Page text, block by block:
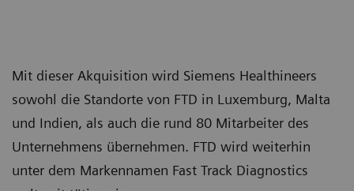
Mit dieser Akquisition wird Siemens Healthineers
sowohl die Standorte von FTD in Luxemburg, Malta
und Indien, als auch die rund 80 Mitarbeiter des
Unternehmens übernehmen. FTD wird weiterhin
unter dem Markennamen Fast Track Diagnostics